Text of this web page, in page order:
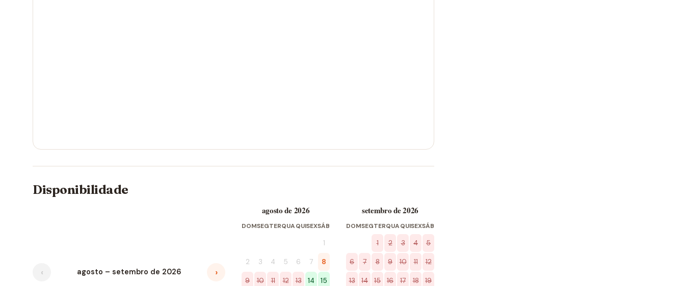
Disponibilidade
‹ agosto – setembro de 2026 ›
agosto de 2026
DOMSEGTERQUAQUISEXSÁB
1
2 3 4 5 6 7 8
9 10 11 12 13 14 15
setembro de 2026
DOMSEGTERQUAQUISEXSÁB
1 2 3 4 5
6 7 8 9 10 11 12
13 14 15 16 17 18 19